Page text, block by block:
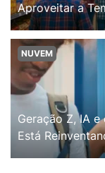
Aproveitar a
NUVEM
Geração Z, IA
Está